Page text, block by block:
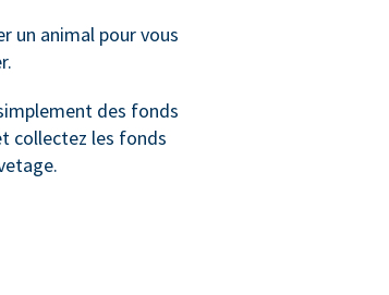
un animal pour vous
des fonds
collectez les fonds